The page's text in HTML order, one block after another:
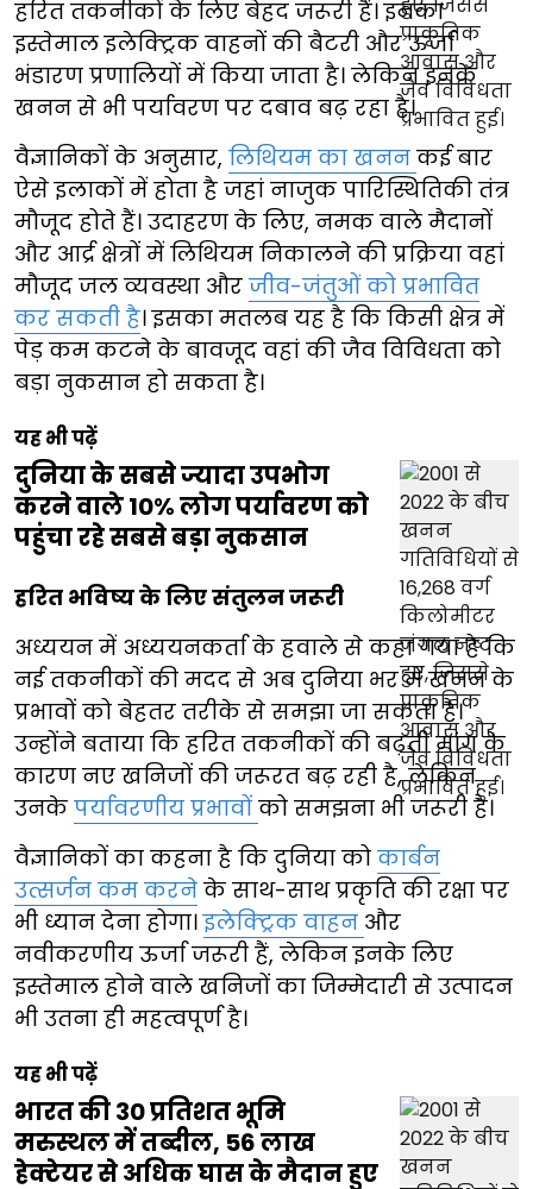
हरित तकनीकों के लिए बेहद जरूरी हैं। इनका
इस्तेमाल इलेक्ट्रिक वाहनों की बैटरी और ऊर्जा
भंडारण प्रणालियों में किया जाता है। लेकिन इनके
खनन से भी पर्यावरण पर दबाव बढ़ रहा है।
वैज्ञानिकों के अनुसार, लिथियम का खनन कई बार
ऐसे इलाकों में होता है जहां नाजुक पारिस्थितिकी तंत्र
मौजूद होते हैं। उदाहरण के लिए, नमक वाले मैदानों
और आर्द्र क्षेत्रों में लिथियम निकालने की प्रक्रिया वहां
मौजूद जल व्यवस्था और जीव-जंतुओं को प्रभावित
कर सकती है। इसका मतलब यह है कि किसी क्षेत्र में
पेड़ कम कटने के बावजूद वहां की जैव विविधता को
बड़ा नुकसान हो सकता है।
यह भी पढ़ें
दुनिया के सबसे ज्यादा उपभोग
करने वाले 10% लोग पर्यावरण को
पहुंचा रहे सबसे बड़ा नुकसान
हरित भविष्य के लिए संतुलन जरूरी
अध्ययन में अध्ययनकर्ता के हवाले से कहा गया है कि
नई तकनीकों की मदद से अब दुनिया भर में खनन के
प्रभावों को बेहतर तरीके से समझा जा सकता है।
उन्होंने बताया कि हरित तकनीकों की बढ़ती मांग के
कारण नए खनिजों की जरूरत बढ़ रही है, लेकिन
उनके पर्यावरणीय प्रभावों को समझना भी जरूरी है।
वैज्ञानिकों का कहना है कि दुनिया को कार्बन
उत्सर्जन कम करने के साथ-साथ प्रकृति की रक्षा पर
भी ध्यान देना होगा।इलेक्ट्रिक वाहन और
नवीकरणीय ऊर्जा जरूरी हैं, लेकिन इनके लिए
इस्तेमाल होने वाले खनिजों का जिम्मेदारी से उत्पादन
भी उतना ही महत्वपूर्ण है।
यह भी पढ़ें
भारत की 30 प्रतिशत भूमि
मरुस्थल में तब्दील, 56 लाख
हेक्टेयर से अधिक घास के मैदान हुए